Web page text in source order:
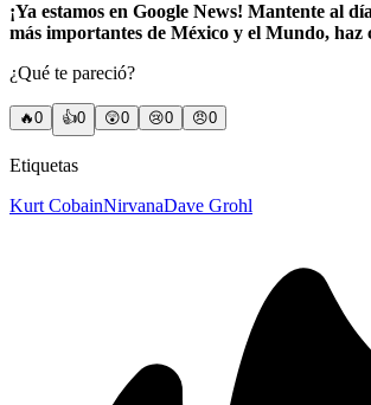
¡Ya estamos en Google News! Mantente al
más importantes de México y el Mundo, haz
¿Qué te pareció?
🔥0 👍0 😲0 😢0 😠0
Etiquetas
Kurt CobainNirvanaDave Grohl